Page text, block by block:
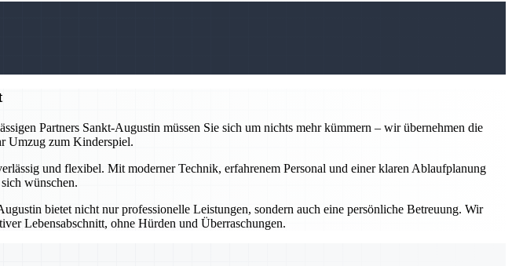
Partners Sankt-Augustin müssen Sie sich um nichts mehr kümmern – wir übernehmen die
Umzug zum Kinderspiel.
und flexibel. Mit moderner Technik, erfahrenem Personal und einer klaren Ablaufplanung
wünschen.
bietet nicht nur professionelle Leistungen, sondern auch eine persönliche Betreuung. Wir
Lebensabschnitt, ohne Hürden und Überraschungen.